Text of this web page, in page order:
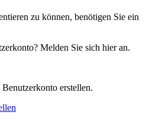
zu können, benötigen Sie ein
Melden Sie sich hier an.
erstellen.